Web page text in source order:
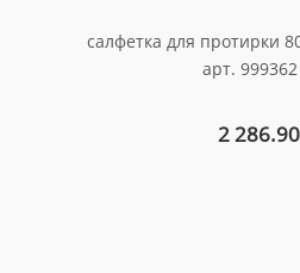
салфетка для протирки
арт.
2 286.90